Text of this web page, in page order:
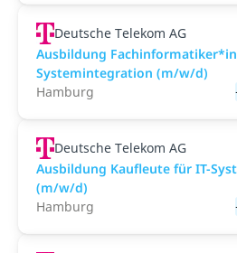
Deutsche Telekom AG
Ausbildung
Systemintegration (m/w/d)
Hamburg
Deutsche Telekom AG
Ausbildung Kaufleute für IT-
(m/w/d)
Hamburg